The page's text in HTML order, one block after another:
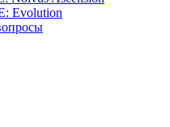
Evolution